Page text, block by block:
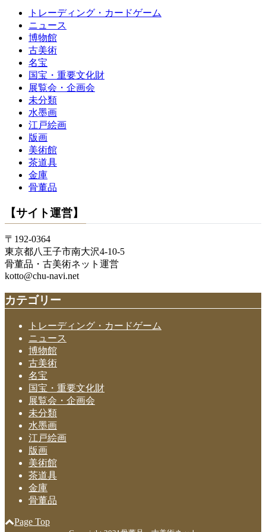
トレーディング・カードゲーム
ニュース
博物館
古美術
名宝
国宝・重要文化財
展覧会・企画会
未分類
水墨画
江戸絵画
版画
美術館
茶道具
金庫
骨董品
【サイト運営】
〒192-0364
東京都八王子市南大沢4-10-5
骨董品・古美術ネット運営
kotto@chu-navi.net
カテゴリー
トレーディング・カードゲーム
ニュース
博物館
古美術
名宝
国宝・重要文化財
展覧会・企画会
未分類
水墨画
江戸絵画
版画
美術館
茶道具
金庫
骨董品
Page Top